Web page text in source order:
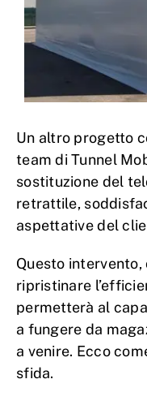
Un altro progetto
team di Tunnel
sostituzione del
retrattile,
aspettative del
Questo
ripristinare
permetterà al
a fungere da
a venire. Ecco
sfida.